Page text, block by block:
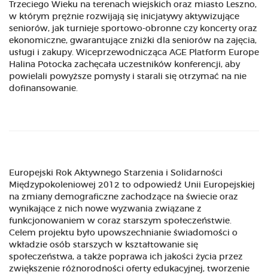
Trzeciego Wieku na terenach wiejskich oraz miasto Leszno,
w którym prężnie rozwijają się inicjatywy aktywizujące
seniorów, jak turnieje sportowo-obronne czy koncerty oraz
ekonomiczne, gwarantujące zniżki dla seniorów na zajęcia,
usługi i zakupy. Wiceprzewodnicząca AGE Platform Europe
Halina Potocka zachęcała uczestników konferencji, aby
powielali powyższe pomysły i starali się otrzymać na nie
dofinansowanie.
Europejski Rok Aktywnego Starzenia i Solidarności
Międzypokoleniowej 2012 to odpowiedź Unii Europejskiej
na zmiany demograficzne zachodzące na świecie oraz
wynikające z nich nowe wyzwania związane z
funkcjonowaniem w coraz starszym społeczeństwie.
Celem projektu było upowszechnianie świadomości o
wkładzie osób starszych w kształtowanie się
społeczeństwa, a także poprawa ich jakości życia przez
zwiększenie różnorodności oferty edukacyjnej, tworzenie